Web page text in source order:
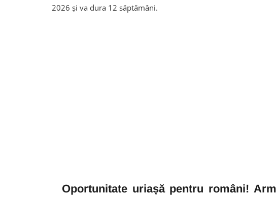
2026 și va dura 12 săptămâni.
Oportunitate uriașă pentru români!